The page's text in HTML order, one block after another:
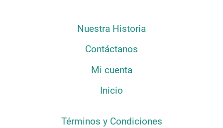
Nuestra Historia
Contáctanos
Mi cuenta
Inicio
Términos y Condiciones